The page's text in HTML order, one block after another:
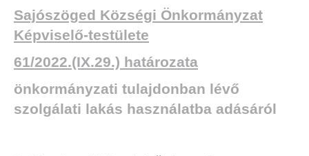
Sajószöged Községi Önkormányzat
Képviselő-testülete
61/2022.(IX.29.) határozata
önkormányzati tulajdonban lévő
szolgálati lakás használatba adásáról